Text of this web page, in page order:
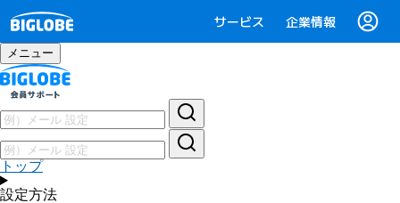
サービス 企業情報
メニュー
トップ
設定方法